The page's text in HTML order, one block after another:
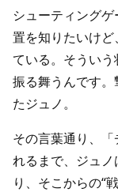
シューティング
置を知りたいけ
ている。そういう
振る舞うんです
たジュノ。
その言葉通り、
れるまで、ジュ
り、そこからの“